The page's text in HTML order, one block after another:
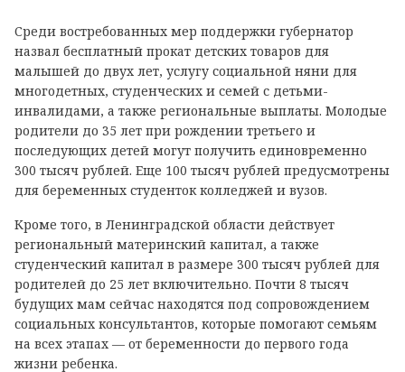
Среди востребованных мер поддержки губернатор
назвал бесплатный прокат детских товаров для
малышей до двух лет, услугу социальной няни для
многодетных, студенческих и семей с детьми-
инвалидами, а также региональные выплаты. Молодые
родители до 35 лет при рождении третьего и
последующих детей могут получить единовременно
300 тысяч рублей. Еще 100 тысяч рублей предусмотрены
для беременных студенток колледжей и вузов.
Кроме того, в Ленинградской области действует
региональный материнский капитал, а также
студенческий капитал в размере 300 тысяч рублей для
родителей до 25 лет включительно. Почти 8 тысяч
будущих мам сейчас находятся под сопровождением
социальных консультантов, которые помогают семьям
на всех этапах — от беременности до первого года
жизни ребенка.